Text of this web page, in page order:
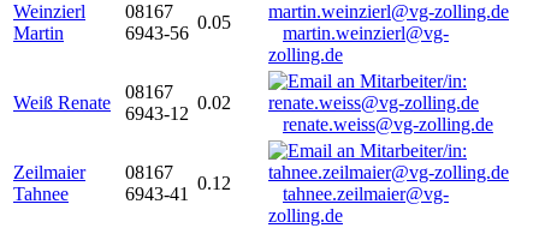
Weinzierl
Martin
08167
6943-56
0.05
martin.weinzierl@vg-
zolling.de
Weiß Renate
08167
6943-12
0.02
renate.weiss@vg-zolling.de
Zeilmaier
Tahnee
08167
6943-41
0.12
tahnee.zeilmaier@vg-
zolling.de